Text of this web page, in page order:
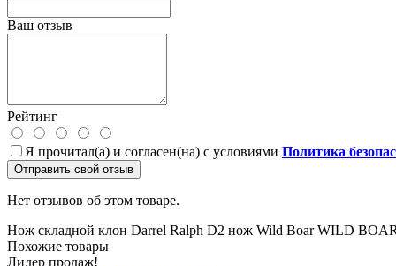
Ваш отзыв
Рейтинг
Я прочитал(а) и согласен(на) с условиями Политика
Отправить свой отзыв
Нет отзывов об этом товаре.
Нож складной клон Darrel Ralph D2 нож Wild Boar WILD
Похожие товары
Лидер продаж!